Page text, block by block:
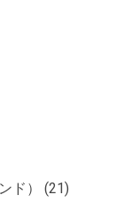
ド）
(21)